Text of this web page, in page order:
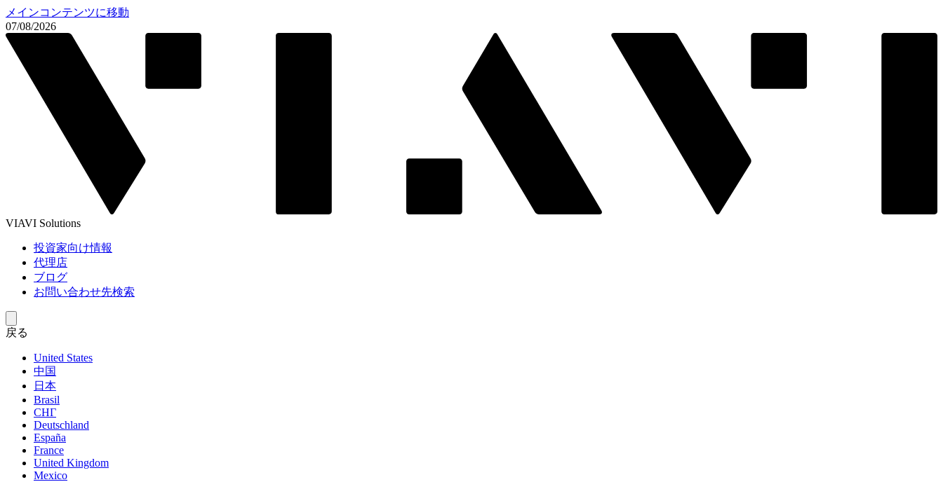
メインコンテンツに移動
07/08/2026
VIAVI Solutions
投資家向け情報
代理店
ブログ
お問い合わせ先検索
戻る
United States
中国
日本
Brasil
СНГ
Deutschland
España
France
United Kingdom
Mexico